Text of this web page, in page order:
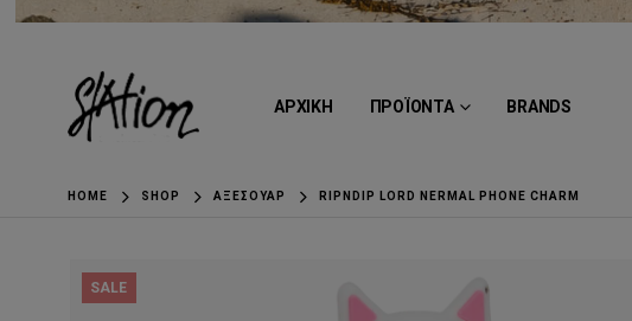
ΑΡΧΙΚΗ ΠΡΟΪΟΝΤΑ BRANDS
HOME SHOP ΑΞΕΣΟΥΆΡ RIPNDIP LORD NERMAL PHONE CHARM
SALE